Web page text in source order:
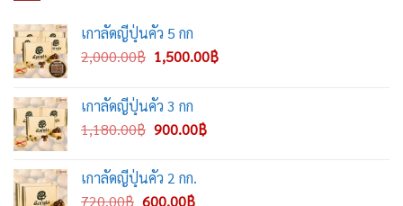
เกาลัดญี่ปุ่นคั่ว 5 กก
2,000.00฿ Original
was:
2,000.00฿.
1,500.00฿Current
เกาลัดญี่ปุ่นคั่ว 3 กก
1,180.00฿ Original
was:
1,180.00฿.
900.00฿Current
เกาลัดญี่ปุ่นคั่ว 2 กก.
720.00฿ Original
600.00฿Current